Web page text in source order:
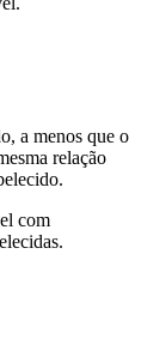
a menos que o
relação
com